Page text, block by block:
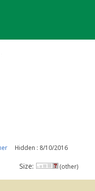
Hidden : 8/10/2016
Size: (other)